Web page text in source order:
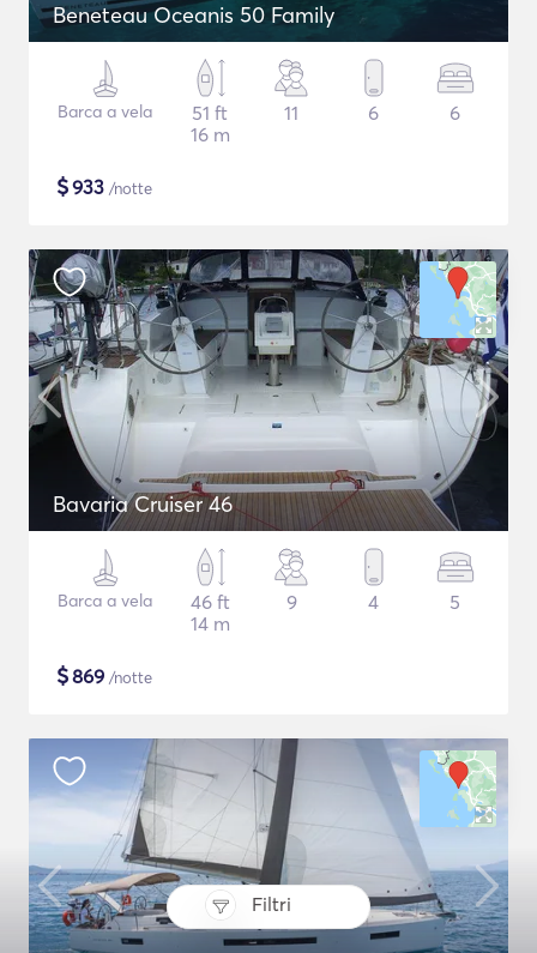
Filtri
Beneteau Oceanis 50 Family
Barca a vela
51 ft
16 m
11 6 6
$933 /notte
Bavaria Cruiser 46
Barca a vela
46 ft
14 m
9 4 5
$869 /notte